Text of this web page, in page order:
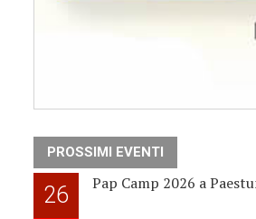
PROSSIMI EVENTI
26 Pap Camp 2026 a